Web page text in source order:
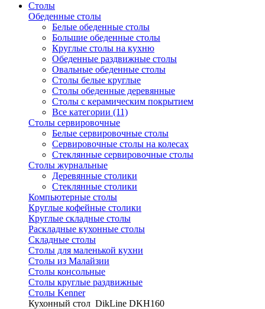
Столы
Обеденные столы
Белые обеденные столы
Большие обеденные столы
Круглые столы на кухню
Обеденные раздвижные столы
Овальные обеденные столы
Столы белые круглые
Столы обеденные деревянные
Столы с керамическим покрытием
Все категории (11)
Столы сервировочные
Белые сервировочные столы
Сервировочные столы на колесах
Стеклянные сервировочные столы
Столы журнальные
Деревянные столики
Стеклянные столики
Компьютерные столы
Круглые кофейные столики
Круглые складные столы
Раскладные кухонные столы
Складные столы
Столы для маленькой кухни
Столы из Малайзии
Столы консольные
Столы круглые раздвижные
Столы Kenner
Кухонный стол DikLine DKH160